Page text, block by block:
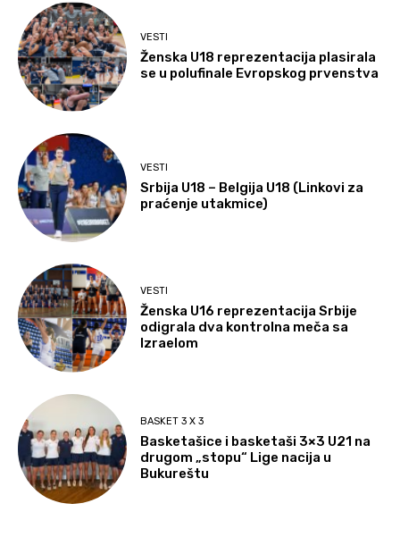
VESTI
Ženska U18 reprezentacija plasirala
se u polufinale Evropskog prvenstva
VESTI
Srbija U18 – Belgija U18 (Linkovi za
praćenje utakmice)
VESTI
Ženska U16 reprezentacija Srbije
odigrala dva kontrolna meča sa
Izraelom
BASKET 3 X 3
Basketašice i basketaši 3×3 U21 na
drugom „stopu“ Lige nacija u
Bukureštu